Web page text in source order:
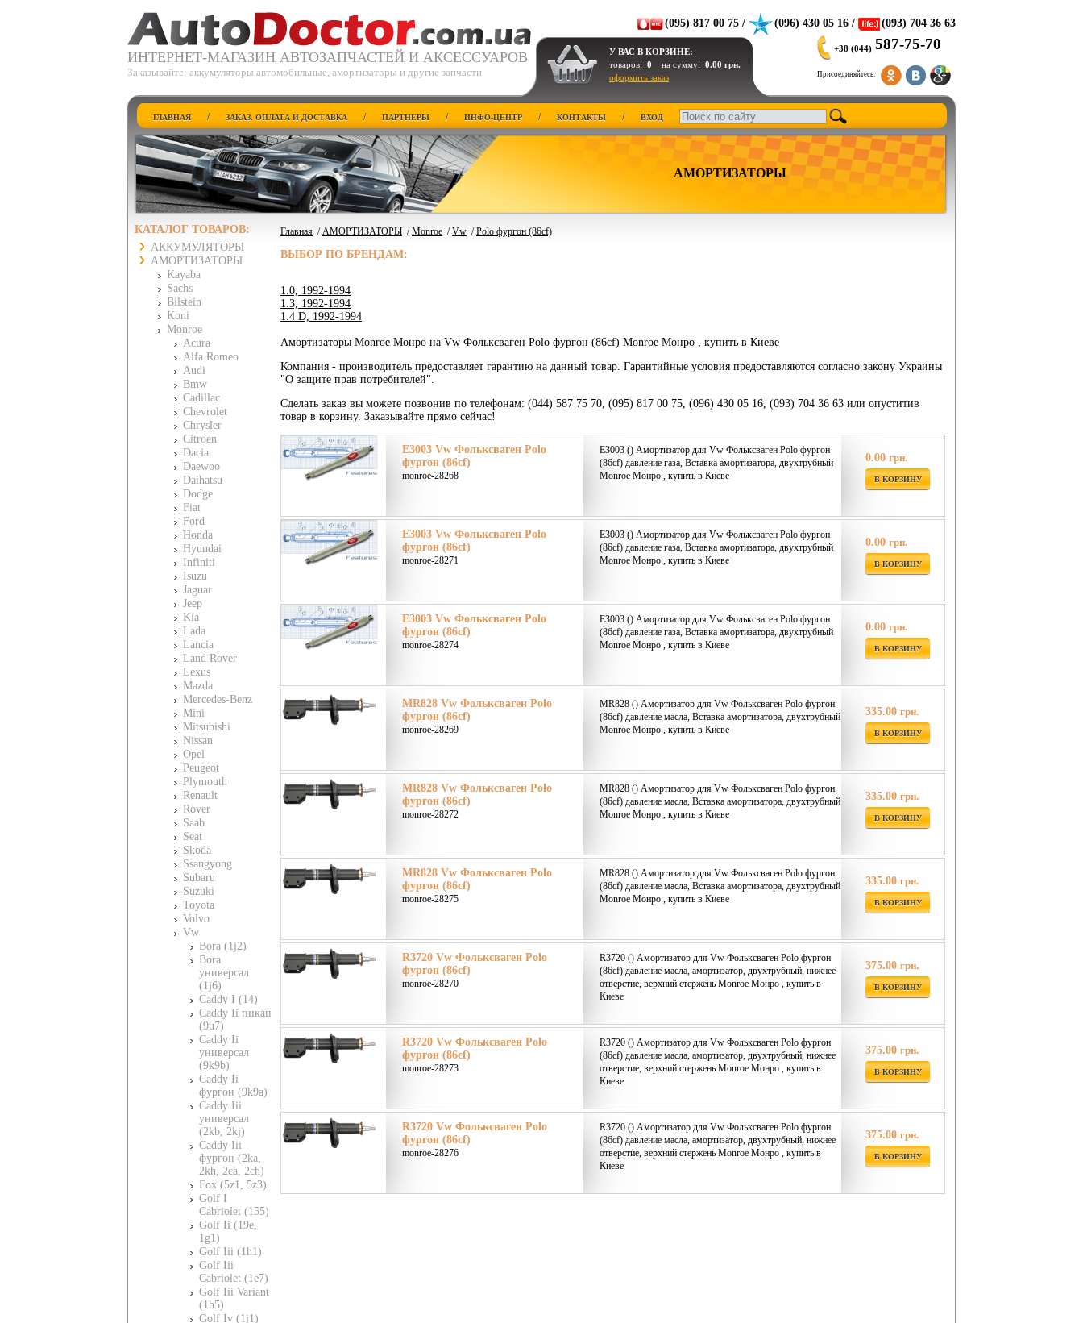
ИНТЕРНЕТ-МАГАЗИН АВТОЗАПЧАСТЕЙ И АКСЕССУАРОВ
Заказывайте: аккумуляторы автомобильные, амортизаторы и другие запчасти.
(095) 817 00 75 / (096) 430 05 16 / (093) 704 36 63
У ВАС В КОРЗИНЕ:
товаров: 0 на сумму: 0.00 грн.
оформить заказ
+38 (044) 587-75-70
Присоединяйтесь:
ГЛАВНАЯ / ЗАКАЗ, ОПЛАТА И ДОСТАВКА / ПАРТНЕРЫ / ИНФО-ЦЕНТР / КОНТАКТЫ / ВХОД
АМОРТИЗАТОРЫ
КАТАЛОГ ТОВАРОВ:
АККУМУЛЯТОРЫ
АМОРТИЗАТОРЫ
Kayaba
Sachs
Bilstein
Koni
Monroe
Acura
Alfa Romeo
Audi
Bmw
Cadillac
Chevrolet
Chrysler
Citroen
Dacia
Daewoo
Daihatsu
Dodge
Fiat
Ford
Honda
Hyundai
Infiniti
Isuzu
Jaguar
Jeep
Kia
Lada
Lancia
Land Rover
Lexus
Mazda
Mercedes-Benz
Mini
Mitsubishi
Nissan
Opel
Peugeot
Plymouth
Renault
Rover
Saab
Seat
Skoda
Ssangyong
Subaru
Suzuki
Toyota
Volvo
Vw
Bora (1j2)
Bora
универсал
(1j6)
Caddy I (14)
Caddy Ii пикап
(9u7)
Caddy Ii
универсал
(9k9b)
Caddy Ii
фургон (9k9a)
Caddy Iii
универсал
(2kb, 2kj)
Caddy Iii
фургон (2ka,
2kh, 2ca, 2ch)
Fox (5z1, 5z3)
Golf I
Cabriolet (155)
Golf Ii (19e,
1g1)
Golf Iii (1h1)
Golf Iii
Cabriolet (1e7)
Golf Iii Variant
(1h5)
Golf Iv (1j1)
Главная /АМОРТИЗАТОРЫ /Monroe /Vw /Polo фургон (86cf)
ВЫБОР ПО БРЕНДАМ:
1.0, 1992-1994
1.3, 1992-1994
1.4 D, 1992-1994
Амортизаторы Monroe Монро на Vw Фольксваген Polo фургон (86cf) Monroe Монро , купить в Киеве
Компания - производитель предоставляет гарантию на данный товар. Гарантийные условия предоставляются согласно закону Украины
"О защите прав потребителей".
Сделать заказ вы можете позвонив по телефонам: (044) 587 75 70, (095) 817 00 75, (096) 430 05 16, (093) 704 36 63 или опуститив
товар в корзину. Заказывайте прямо сейчас!
E3003 Vw Фольксваген Polo
фургон (86cf)
monroe-28268
E3003 () Амортизатор для Vw Фольксваген Polo фургон
(86cf) давление газа, Вставка амортизатора, двухтрубный
Monroe Монро , купить в Киеве
0.00 грн.
В КОРЗИНУ
E3003 Vw Фольксваген Polo
фургон (86cf)
monroe-28271
E3003 () Амортизатор для Vw Фольксваген Polo фургон
(86cf) давление газа, Вставка амортизатора, двухтрубный
Monroe Монро , купить в Киеве
0.00 грн.
В КОРЗИНУ
E3003 Vw Фольксваген Polo
фургон (86cf)
monroe-28274
E3003 () Амортизатор для Vw Фольксваген Polo фургон
(86cf) давление газа, Вставка амортизатора, двухтрубный
Monroe Монро , купить в Киеве
0.00 грн.
В КОРЗИНУ
MR828 Vw Фольксваген Polo
фургон (86cf)
monroe-28269
MR828 () Амортизатор для Vw Фольксваген Polo фургон
(86cf) давление масла, Вставка амортизатора, двухтрубный
Monroe Монро , купить в Киеве
335.00 грн.
В КОРЗИНУ
MR828 Vw Фольксваген Polo
фургон (86cf)
monroe-28272
MR828 () Амортизатор для Vw Фольксваген Polo фургон
(86cf) давление масла, Вставка амортизатора, двухтрубный
Monroe Монро , купить в Киеве
335.00 грн.
В КОРЗИНУ
MR828 Vw Фольксваген Polo
фургон (86cf)
monroe-28275
MR828 () Амортизатор для Vw Фольксваген Polo фургон
(86cf) давление масла, Вставка амортизатора, двухтрубный
Monroe Монро , купить в Киеве
335.00 грн.
В КОРЗИНУ
R3720 Vw Фольксваген Polo
фургон (86cf)
monroe-28270
R3720 () Амортизатор для Vw Фольксваген Polo фургон
(86cf) давление масла, амортизатор, двухтрубный, нижнее
отверстие, верхний стержень Monroe Монро , купить в
Киеве
375.00 грн.
В КОРЗИНУ
R3720 Vw Фольксваген Polo
фургон (86cf)
monroe-28273
R3720 () Амортизатор для Vw Фольксваген Polo фургон
(86cf) давление масла, амортизатор, двухтрубный, нижнее
отверстие, верхний стержень Monroe Монро , купить в
Киеве
375.00 грн.
В КОРЗИНУ
R3720 Vw Фольксваген Polo
фургон (86cf)
monroe-28276
R3720 () Амортизатор для Vw Фольксваген Polo фургон
(86cf) давление масла, амортизатор, двухтрубный, нижнее
отверстие, верхний стержень Monroe Монро , купить в
Киеве
375.00 грн.
В КОРЗИНУ